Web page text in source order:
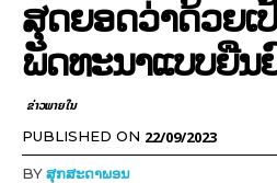
ສຸດຍອດວ່າດ້ວຍເ
ພັດທະນາແບບຍືນ
ຂ່າວພາຍ​ໃນ
PUBLISHED ON 22/09/2023
BYສຸກສະດາພອນ